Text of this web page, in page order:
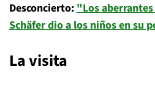
Desconcierto:"Los
Schäfer dio a los niños en su
La visita